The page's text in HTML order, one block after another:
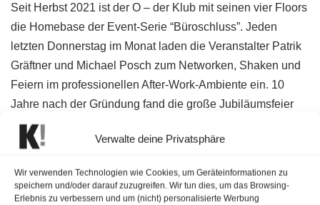
Verwalte deine Privatsphäre
Wir verwenden Technologien wie Cookies, um Geräteinformationen zu
speichern und/oder darauf zuzugreifen. Wir tun dies, um das Browsing-
Erlebnis zu verbessern und um (nicht) personalisierte Werbung
Seit Herbst 2021 ist der O – der Klub mit seinen vier Floors
die Homebase der Event-Serie “Büroschluss”. Jeden
letzten Donnerstag im Monat laden die Veranstalter Patrik
Gräftner und Michael Posch zum Networken, Shaken und
Feiern im professionellen After-Work-Ambiente ein. 10
Jahre nach der Gründung fand die große Jubiläumsfeier
unter regem Andrang statt. Auf die Gäste warteten viele
Specials, wie zum Beispiel die Verlosung eines Flugs von
Ereignisreiche After-Work Geschichte